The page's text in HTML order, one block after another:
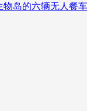
物岛的六辆无人